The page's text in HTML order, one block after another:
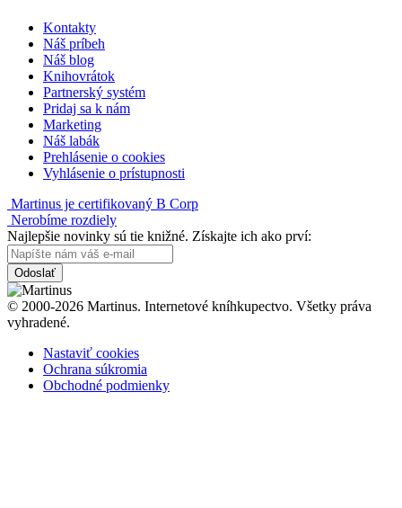
Kontakty
Náš príbeh
Náš blog
Knihovrátok
Partnerský systém
Pridaj sa k nám
Marketing
Náš labák
Prehlásenie o cookies
Vyhlásenie o prístupnosti
Martinus je certifikovaný B Corp
Nerobíme rozdiely
Najlepšie novinky sú tie knižné. Získajte ich ako prví:
Odoslať
© 2000-2026 Martinus. Internetové kníhkupectvo. Všetky práva
vyhradené.
Nastaviť cookies
Ochrana súkromia
Obchodné podmienky